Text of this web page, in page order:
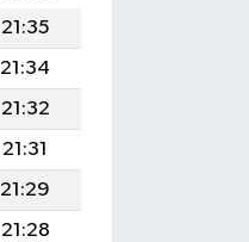
21:35
21:34
21:32
21:31
21:29
21:28